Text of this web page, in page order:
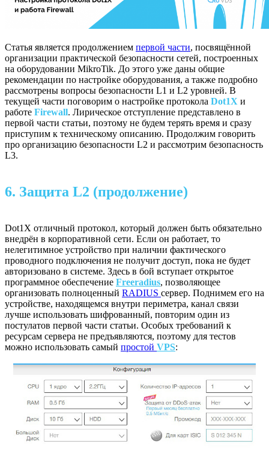
Статья является продолжением первой части, посвящённой
организации практической безопасности сетей, построенных
на оборудовании MikroTik. До этого уже даны общие
рекомендации по настройке оборудования, а также подробно
рассмотрены вопросы безопасности L1 и L2 уровней. В
текущей части поговорим о настройке протокола Dot1X и
работе Firewall. Лирическое отступление представлено в
первой части статьи, поэтому не будем терять время и сразу
приступим к техническому описанию. Продолжим говорить
про организацию безопасности L2 и рассмотрим безопасность
L3.
6. Защита L2 (продолжение)
Dot1X отличный протокол, который должен быть обязательно
внедрён в корпоративной сети. Если он работает, то
нелегитимное устройство при наличии фактического
проводного подключения не получит доступ, пока не будет
авторизовано в системе. Здесь в бой вступает открытое
программное обеспечение Freeradius, позволяющее
организовать полноценный RADIUS сервер. Поднимем его на
устройстве, находящемся внутри периметра, канал связи
лучше использовать шифрованный, повторим один из
постулатов первой части статьи. Особых требований к
ресурсам сервера не предъявляются, поэтому для тестов
можно использовать самый простой VPS: